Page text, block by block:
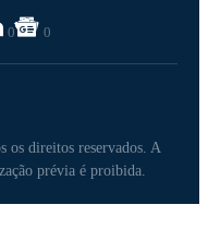
0 0
direitos reservados. A
prévia é proibida.